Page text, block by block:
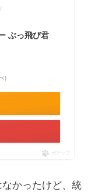
ぶっ飛び君
）
ポチップ
なかったけど、統